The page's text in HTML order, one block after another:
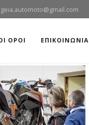
ΟΡΟΙ ΕΠΙΚΟΙΝΩΝΙΑ